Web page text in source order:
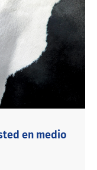
en medio